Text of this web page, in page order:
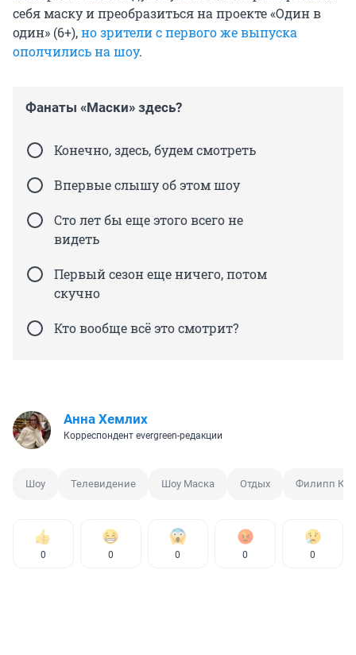
себя маску и преобразиться на проекте «Один в
один» (6+),но зрители с первого же выпуска
ополчились на шоу.
Фанаты «Маски» здесь?
Конечно, здесь, будем смотреть
Впервые слышу об этом шоу
Сто лет бы еще этого всего не
видеть
Первый сезон еще ничего, потом
скучно
Кто вообще всё это смотрит?
Анна Хемлих
Корреспондент evergreen-редакции
Шоу Телевидение Шоу Маска Отдых Филипп
0 0 0 0 0